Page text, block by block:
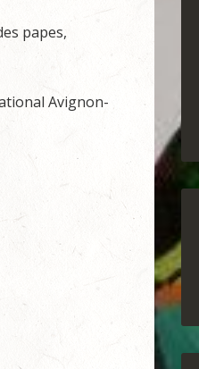
papes,
Avignon-